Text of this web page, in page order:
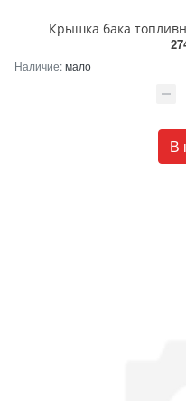
Крышка бака
Наличие:мало
В